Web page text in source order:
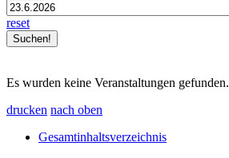
reset
Es wurden keine Veranstaltungen gefunden.
drucken nach oben
Gesamtinhaltsverzeichnis